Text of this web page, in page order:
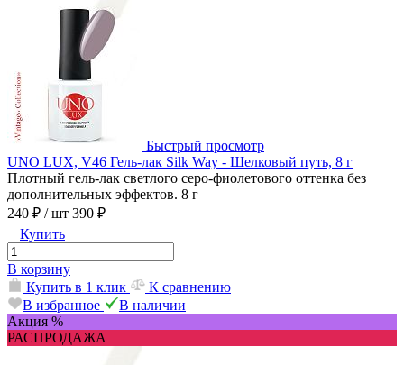
Быстрый просмотр
UNO LUX, V46 Гель-лак Silk Way - Шелковый путь, 8 г
Плотный гель-лак светлого серо-фиолетового оттенка без
дополнительных эффектов. 8 г
240 ₽ / шт 390 ₽
Купить
В корзину
Купить в 1 клик
К сравнению
В избранное
В наличии
Акция %
РАСПРОДАЖА